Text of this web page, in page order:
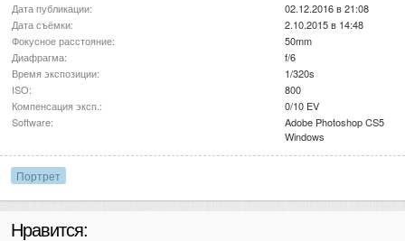
Дата публикации:
02.12.2016 в 21:08
Дата съёмки:
2.10.2015 в 14:48
Фокусное расстояние:
50mm
Диафрагма:
f/6
Время экспозиции:
1/320s
ISO:
800
Компенсация эксп.:
0/10 EV
Software:
Adobe Photoshop CS5
Windows
Портрет
Нравится: